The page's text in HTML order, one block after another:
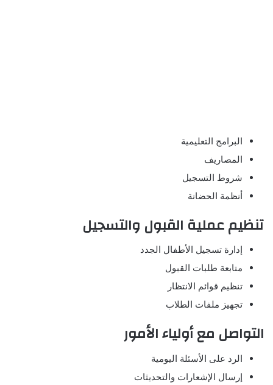
البرامج التعليمية
المصاريف
شروط التسجيل
أنظمة الحضانة
تنظيم عملية القبول والتسجيل
إدارة تسجيل الأطفال الجدد
متابعة طلبات القبول
تنظيم قوائم الانتظار
تجهيز ملفات الطلاب
التواصل مع أولياء الأمور
الرد على الأسئلة اليومية
إرسال الإشعارات والتحديثات